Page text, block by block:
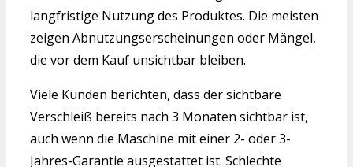
langfristige Nutzung des Produktes. Die meisten
zeigen Abnutzungserscheinungen oder Mängel,
die vor dem Kauf unsichtbar bleiben.
Viele Kunden berichten, dass der sichtbare
Verschleiß bereits nach 3 Monaten sichtbar ist,
auch wenn die Maschine mit einer 2- oder 3-
Jahres-Garantie ausgestattet ist. Schlechte